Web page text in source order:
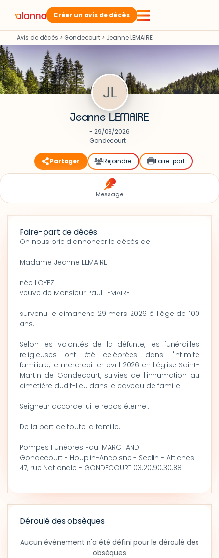
Créer un avis de décès
Avis de décès > Gondecourt > Jeanne LEMAIRE
Jeanne LEMAIRE
- 29/03/2026
Gondecourt
Partager Rejoindre Faire-part
Message
Faire-part de décès
On nous prie d'annoncer le décès de
Madame Jeanne LEMAIRE
née LOYEZ
veuve de Monsieur Paul LEMAIRE
survenu le dimanche 29 mars 2026 à l'âge de 100
ans.
Selon les volontés de la défunte, les funérailles
religieuses ont été célébrées dans l'intimité
familiale, le mercredi 1er avril 2026 en l'église Saint-
Martin de Gondecourt, suivies de l'inhumation au
cimetière dudit-lieu dans le caveau de famille.
Seigneur accorde lui le repos éternel.
De la part de toute la famille.
Pompes Funèbres Paul MARCHAND
Gondecourt - Houplin-Ancoisne - Seclin - Attiches
47, rue Nationale - GONDECOURT 03.20.90.30.88
Déroulé des obsèques
Aucun événement n'a été défini pour le déroulé des
obsèques